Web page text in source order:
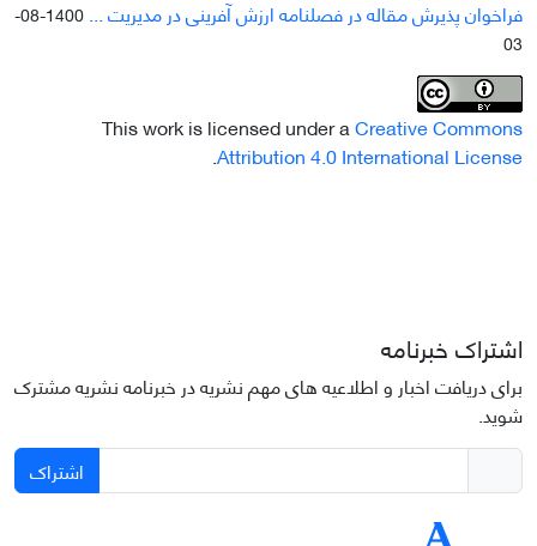
فراخوان پذیرش مقاله در فصلنامه ارزش آفرینی در مدیریت ...
1400-08-
03
This work is licensed under aCreative Commons
Attribution 4.0 International License
.
اشتراک خبرنامه
برای دریافت اخبار و اطلاعیه های مهم نشریه در خبرنامه نشریه مشترک
شوید.
اشتراک